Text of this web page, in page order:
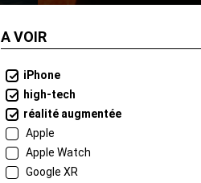
A VOIR
iPhone
high-tech
réalité augmentée
Apple
Apple Watch
Google XR